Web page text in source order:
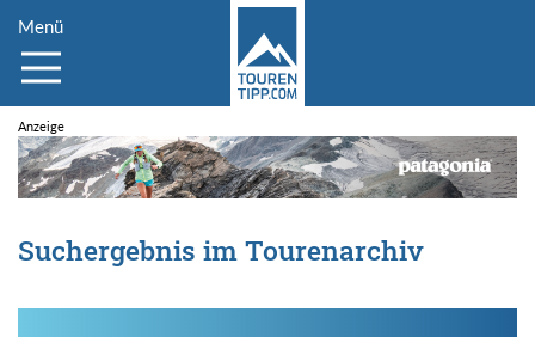
Menü
Suchergebnis im Tourenarchiv